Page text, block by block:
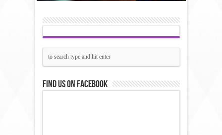
Find us on Facebook